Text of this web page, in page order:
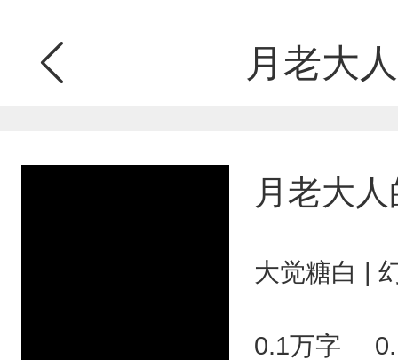
月老大
月老大
大觉糖白 |
0.1万字